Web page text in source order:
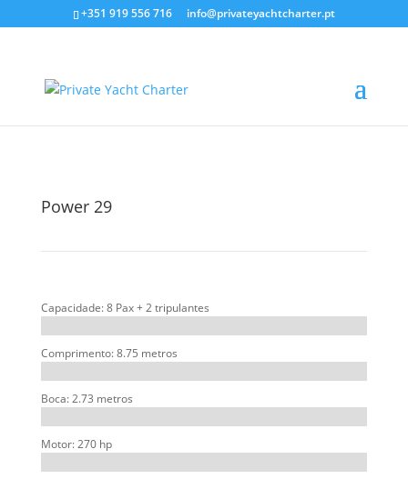
+351 919 556 716 info@privateyachtcharter.pt
Power 29
Capacidade: 8 Pax + 2 tripulantes
Comprimento: 8.75 metros
Boca: 2.73 metros
Motor: 270 hp